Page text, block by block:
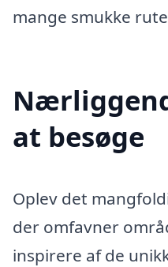
mange smukke
at besøge
Oplev det
der omfavner
inspirere af de